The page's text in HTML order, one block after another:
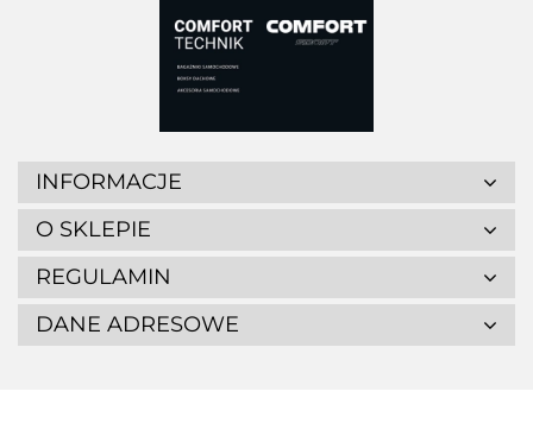
INFORMACJE
O SKLEPIE
REGULAMIN
DANE ADRESOWE